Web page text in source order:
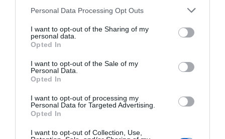
Personal Data Processing Opt Outs
I want to opt-out of the Sharing of my
personal data.
Opted In
I want to opt-out of the Sale of my
Personal Data.
Opted In
I want to opt-out of processing my
Personal Data for Targeted Advertising.
Opted In
I want to opt-out of Collection, Use,
queremos y necesitamos más. Estamos en 2010 y
llega el 4G para servir mejor los usos relacionados
con datos, sobre todo los usos relacionados con el
video. Sin 4G no habríamos podido hablar jamás
de Netflix, Spotify y todas estas categorías de
servicios basados en el tráfico de datos. Y ya
hacia el 2108 nos llega el 5G, la solución para
conectar múltiples dispositivos a la red, ya no sólo